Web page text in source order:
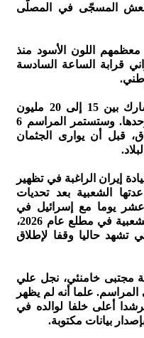
المسجّى في المصلّى
معظمهم اللون الأسود منذ
قرابة الساعة السادسة
وقالت السلطات إنها تتوقّع أن يشارك بين 15 إلى 20 مليون
شخص في المراسم في طهران وحدها. وستستمر المراسم 6
قبل أن يوارى الجثمان
إيران الراغبة في تظهير
الشعبية بعد تحديات
عشر يوما مع إسرائيل في
حزيران/يونيو 2025، والاحتجاجات الشعبية في مطلع عام 2026،
تشهد حاليا وقفا لإطلاق
مجتبى خامنئي، نجل علي
علما أنه لم يظهر
أعلى خلفا لوالده في
بيانات مكتوبة.